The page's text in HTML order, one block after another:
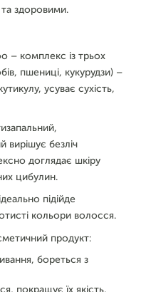
здоровими.
– комплекс із трьох
пшениці, кукурудзи) –
усуває сухість,
вирішує безліч
доглядає шкіру
цибулин.
підійде
кольори волосся.
продукт:
бореться з
покращує їх якість,